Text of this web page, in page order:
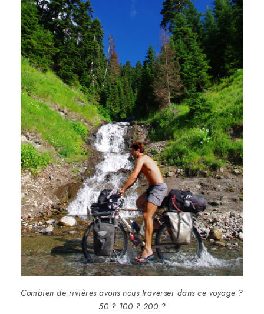
Combien de rivières avons nous traverser dans ce voyage ?
50 ? 100 ? 200 ?